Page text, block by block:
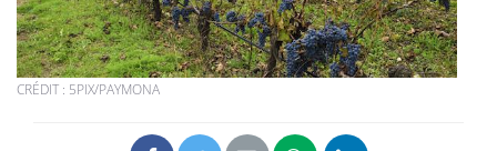
CRÉDIT : 5PIX/PAYMONA